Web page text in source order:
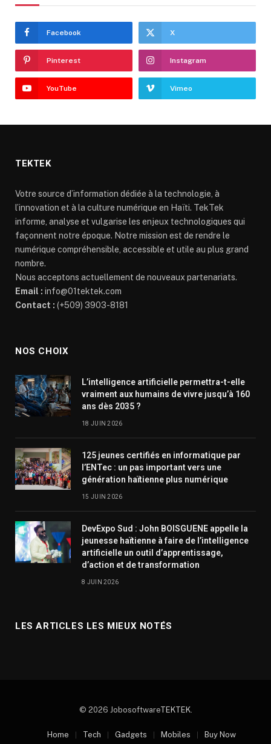
Facebook X
Pinterest Instagram
YouTube Vimeo
TEKTEK
Votre source d’information dédiée à la technologie, à
l’innovation et à la culture numérique en Haïti. TekTek
informe, analyse et vulgarise les enjeux technologiques qui
façonnent notre époque. Notre mission est de rendre le
numérique compréhensible, accessible et utile au plus grand
nombre.
Nous acceptons actuellement de nouveaux partenariats.
Email : info@01tektek.com
Contact : (+509) 3903-8181
NOS CHOIX
L’intelligence artificielle permettra-t-elle
vraiment aux humains de vivre jusqu’à 160
ans dès 2035 ?
18 JUIN 2026
125 jeunes certifiés en informatique par
l’ENTec : un pas important vers une
génération haïtienne plus numérique
15 JUIN 2026
DevExpo Sud : John BOISGUENE appelle la
jeunesse haïtienne à faire de l’intelligence
artificielle un outil d’apprentissage,
d’action et de transformation
8 JUIN 2026
LES ARTICLES LES MIEUX NOTÉS
© 2026 JobosoftwareTEKTEK.
Home Tech Gadgets Mobiles Buy Now